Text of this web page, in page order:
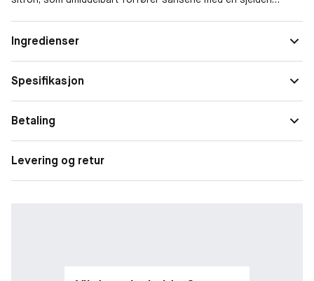
Eau de Cologne: dens lærnoter - elegante, sofistikerte, intenst
maskuline.
Ingredienser
Spesifikasjon
Betaling
Levering og retur